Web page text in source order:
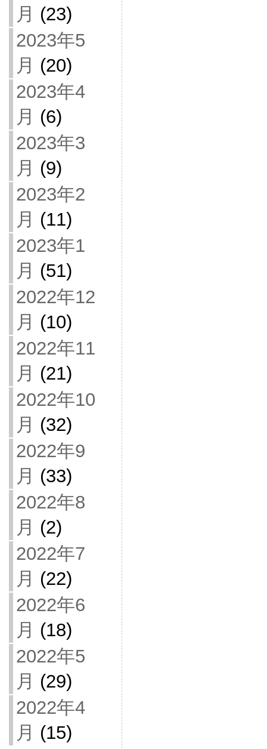
月 (23)
2023年5
月 (20)
2023年4
月 (6)
2023年3
月 (9)
2023年2
月 (11)
2023年1
月 (51)
2022年12
月 (10)
2022年11
月 (21)
2022年10
月 (32)
2022年9
月 (33)
2022年8
月 (2)
2022年7
月 (22)
2022年6
月 (18)
2022年5
月 (29)
2022年4
月 (15)